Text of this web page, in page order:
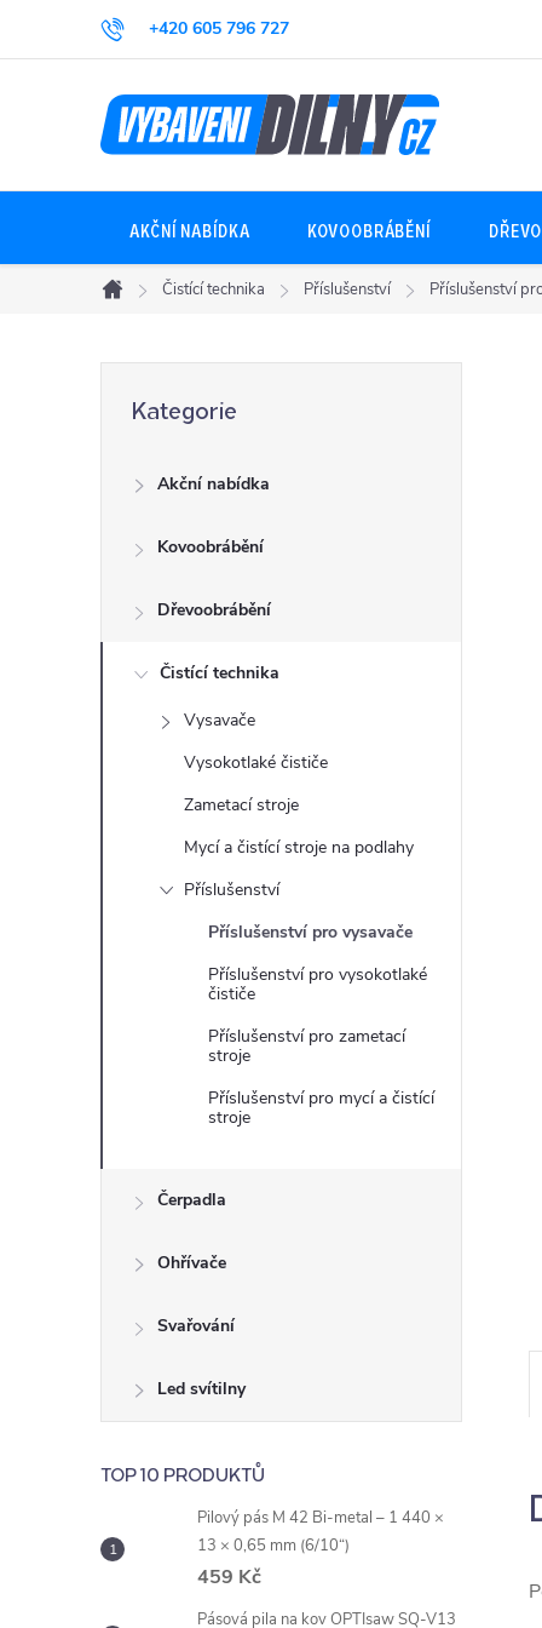
+420 605 796 727
AKČNÍ NABÍDKA KOVOOBRÁBĚNÍ
Domů
Čistící technika Příslušenství Příslušenství
r
l
kategorie
Kategorie
Akční nabídka
Kovoobrábění
Dřevoobrábění
Čistící technika
Vysavače
Vysokotlaké čističe
Zametací stroje
Mycí a čistící stroje na podlahy
Příslušenství
Příslušenství pro vysavače
Příslušenství pro vysokotlaké
čističe
Příslušenství pro zametací
stroje
Příslušenství pro mycí a čistící
stroje
Čerpadla
Ohřívače
Svařování
Led svítilny
TOP 10 PRODUKTŮ
Pilový pás M 42 Bi-metal – 1 440 ×
13 × 0,65 mm (6/10“)
459 Kč
Pásová pila na kov OPTIsaw SQ-V13